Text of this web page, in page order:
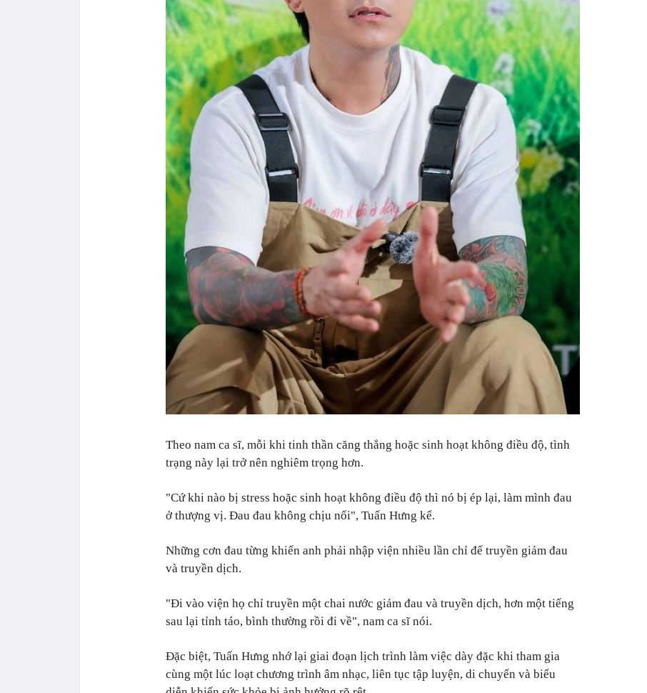
Theo nam ca sĩ, mỗi khi tinh thần căng thẳng hoặc sinh hoạt không điều độ, tình
trạng này lại trở nên nghiêm trọng hơn.
"Cứ khi nào bị stress hoặc sinh hoạt không điều độ thì nó bị ép lại, làm mình đau
ở thượng vị. Đau đau không chịu nổi", Tuấn Hưng kể.
Những cơn đau từng khiến anh phải nhập viện nhiều lần chỉ để truyền giảm đau
và truyền dịch.
"Đi vào viện họ chỉ truyền một chai nước giảm đau và truyền dịch, hơn một tiếng
sau lại tỉnh táo, bình thường rồi đi về", nam ca sĩ nói.
Đặc biệt, Tuấn Hưng nhớ lại giai đoạn lịch trình làm việc dày đặc khi tham gia
cùng một lúc loạt chương trình âm nhạc, liên tục tập luyện, di chuyển và biểu